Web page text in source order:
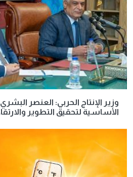
وزير الإنتاج الحربي: العنصر
الأساسية لتحقيق التطوير والارتقاء